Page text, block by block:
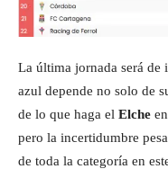
La última jornada será de
azul depende no solo de
de lo que haga el Elche
pero la incertidumbre
de toda la categoría en